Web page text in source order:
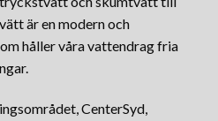
är en modern och
håller våra vattendrag fria
CenterSyd,